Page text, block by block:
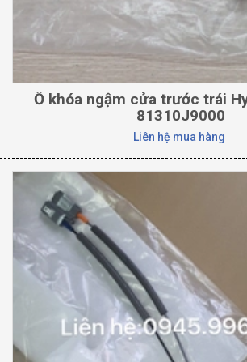
Ổ khóa ngậm cửa trước trái
81310J9000
Liên hệ mua hàng